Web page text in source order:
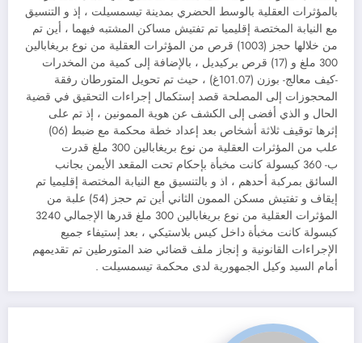
بالمؤثرات العقلية بالوسط الحضري بمدينة تيسمسيلت ، إذ و التنسيق
مع النيابة المختصة إقليميا تم تفتيش مساكن المشتبه فيهما ، أين تم
من خلالها حجز (1003) قرص من المؤثرات العقلية من نوع بريغابالين
300 ملغ و (17) قرص بركيديل ، بالإضافة إلى كمية من المخدرات
-كيف معالج- بوزن (101.07غ) ، حيث تم تحويل المتورطان رفقة
المحجوزات إلى المصلحة قصد إستكمال إجراءات التحقيق في قضية
الحال و الذي أفضى إلى الكشف عن هوية الممونين ، إذ تم على
إثرها توقيف ثلاثة أشخاص بعد إعداد خطة محكمة مع ضبط (06)
علب من المؤثرات العقلية من نوع بريغابالين 300 ملغ قدرت
ب- 360 كبسولة كانت مخبأة بإحكام تحت المقعد الأيمن بجانب
السائق بمركبة أحدهم ، اذ و بالتنسيق مع النيابة المختصة إقليميا تم
إيقاف و تفتيش مسكن الممون الثاني أين تم حجز (54) علبة من
المؤثرات العقلية من نوع بريغابالين 300 ملغ قدرها الإجمالي 3240
كبسولة كانت مخبأة داخل كيس بلاستيكي ، بعد إستيفاء جميع
الإجراءات القانونية و إنجاز ملف قضائي ضد المتورطين تم تقديمهم
أمام السيد وكيل الجمهورية لدى محكمة تيسمسيلت .